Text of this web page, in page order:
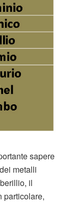
sapere
metalli
il
particolare,